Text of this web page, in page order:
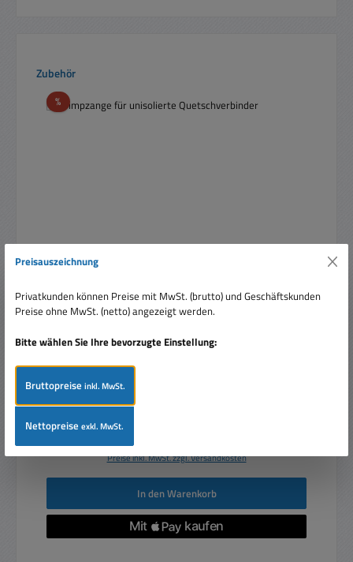
Produktgalerie überspringen
Zubehör
%Rabatt
Crimpzange für unisolierte Quetschverbinder
37,50 €
Preise inkl. MwSt. zzgl. Versandkosten
In den Warenkorb
Preisauszeichnung
Privatkunden können Preise mit MwSt. (brutto) und Geschäftskunden
Preise ohne MwSt. (netto) angezeigt werden.
Bitte wählen Sie Ihre bevorzugte Einstellung:
Bruttopreiseinkl. MwSt.
Nettopreiseexkl. MwSt.